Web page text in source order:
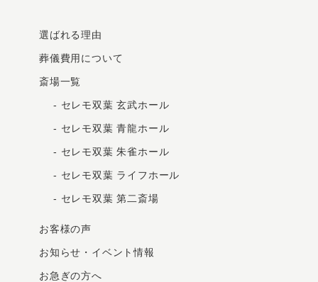
選ばれる理由
葬儀費用について
斎場一覧
- セレモ双葉 玄武ホール
- セレモ双葉 青龍ホール
- セレモ双葉 朱雀ホール
- セレモ双葉 ライフホール
- セレモ双葉 第二斎場
お客様の声
お知らせ・イベント情報
お急ぎの⽅へ